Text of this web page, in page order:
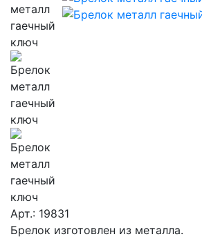
Арт.: 19831
Брелок изготовлен из металла.